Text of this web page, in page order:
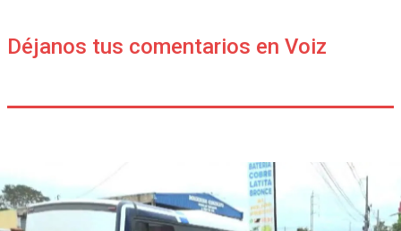
Déjanos tus comentarios en Voiz